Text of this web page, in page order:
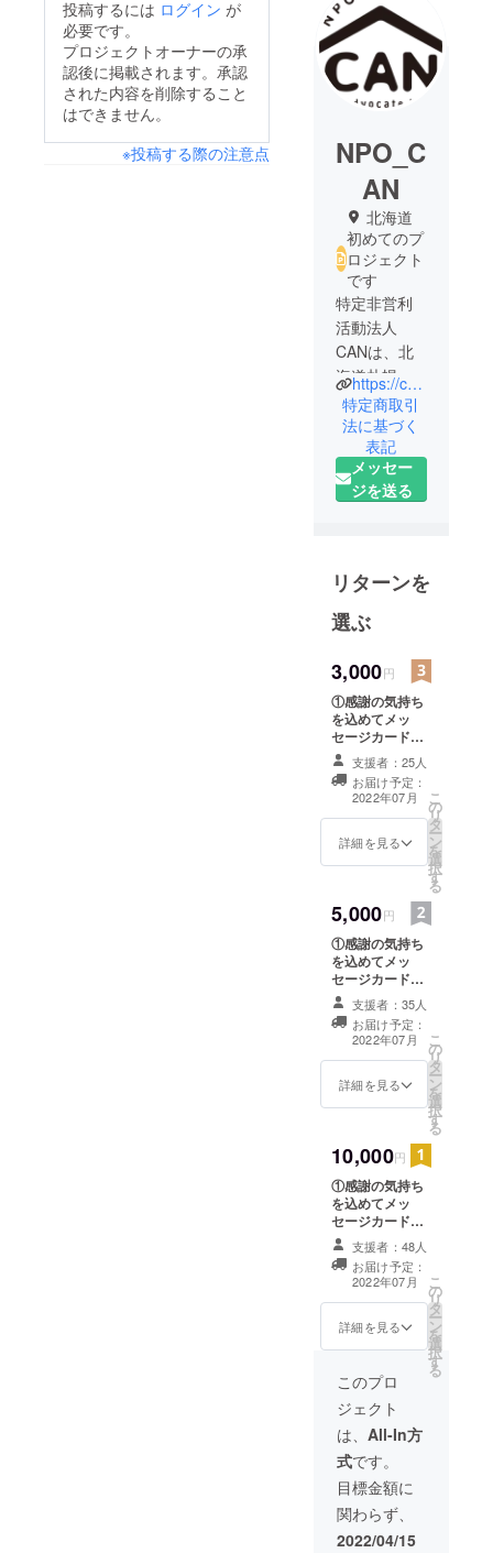
投稿するには ログイン が
必要です。
プロジェクトオーナーの承
認後に掲載されます。承認
された内容を削除すること
はできません。
※投稿する際の注意点
NPO_C
AN
北海道
初めてのプ
ロジェクト
です
特定非営利
活動法人
CANは、北
海道札幌市
で家庭や社
会からのサ
ポートがな
い若い方々
への支援を
https://can-picke.com/
特定商取引
法に基づく
表記
メッセー
ジを送る
リターンを
選ぶ
3,000円
①感謝の気持ち
を込めてメッ
セージカードを
送らせていただ
きます。 ②活動
報告として
ニュースレター
をお送りいたし
ます。 (2022
年7月に一度、郵
③ご希望の方に
限り、当法人の
ホームページの
ブログとニュー
スレターにて氏
名を掲載させて
いただきます。
ご希望の場合
は、備考欄に掲
必ずご記入くだ
さい。名前の掲
い方はその旨を
備考欄にご記入
ください。（ブ
ログ最低掲載期
間（2022年7月
～2023年3月31
日）
支援者：25人
お届け予定：
2022年07月
詳細を見る
こ
の
リ
タ
ー
ン
を
選
択
す
る
5,000円
①感謝の気持ち
を込めてメッ
セージカードを
送らせていただ
きます。 ②活動
報告として
ニュースレター
をお送りいたし
ます。 (2022
年7月に一度、郵
③ご希望の方に
限り、当法人の
ホームページの
ブログとニュー
スレターにて氏
名を掲載させて
いただきます。
ご希望の場合
は、備考欄に掲
必ずご記入くだ
さい。名前の掲
い方はその旨を
備考欄にご記入
ください。（ブ
ログ最低掲載期
間（2022年7月
～2023年3月31
日）
支援者：35人
お届け予定：
2022年07月
詳細を見る
こ
の
リ
タ
ー
ン
を
選
択
す
る
10,000円
①感謝の気持ち
を込めてメッ
セージカードを
送らせていただ
きます。 ②活動
報告として
ニュースレター
をお送りいたし
ます。 (2022
年7月に一度、郵
いただきます。)
③ご希望の方に
限り、当法人の
ホームページの
ブログとニュー
スレターにて氏
名を掲載させて
いただきます。
ご希望の場合
は、備考欄に掲
支援者：48人
お届け予定：
2022年07月
詳細を見る
こ
の
リ
タ
ー
ン
を
選
択
す
る
このプロ
ジェクト
は、 All-In方
式です。
目標金額に
関わらず、
2022/04/15